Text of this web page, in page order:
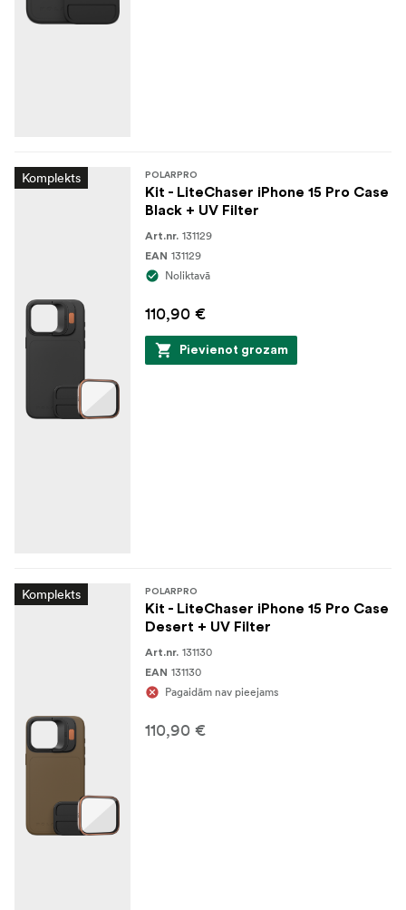
Komplekts POLARPRO
Kit - LiteChaser iPhone 15 Pro Case
Black + UV Filter
Art.nr. 131129
EAN 131129
Noliktavā
110,90 €
Pievienot grozam
Komplekts POLARPRO
Kit - LiteChaser iPhone 15 Pro Case
Desert + UV Filter
Art.nr. 131130
EAN 131130
Pagaidām nav pieejams
110,90 €